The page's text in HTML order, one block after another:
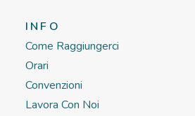
INFO
Come Raggiungerci
Orari
Convenzioni
Lavora Con Noi